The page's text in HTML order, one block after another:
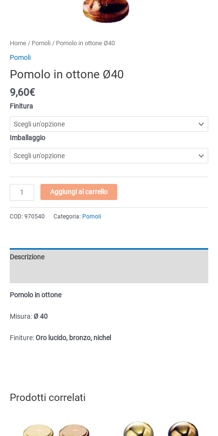
Home / Pomoli / Pomolo in ottone Ø40
Pomoli
Pomolo in ottone Ø40
9,60€
Finitura
Imballaggio
Pomolo
in
ottone
Ø40
Aggiungi al carrello
COD: 970540 Categoria: Pomoli
Descrizione
Pomolo in ottone
Misura:Ø 40
Finiture:Oro lucido, bronzo, nichel
Prodotti correlati